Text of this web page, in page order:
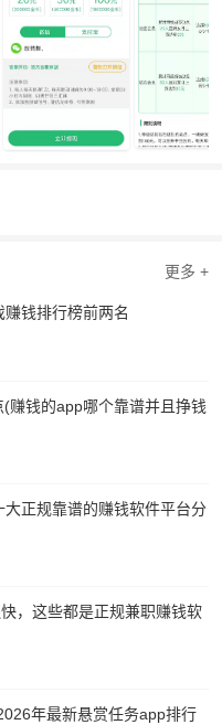
更多 +
钱排行榜前两名
赚钱的app哪个靠谱并且挣钱
正规靠谱的赚钱软件平台分
，这些都是正规兼职赚钱软
年最新悬赏任务app排行